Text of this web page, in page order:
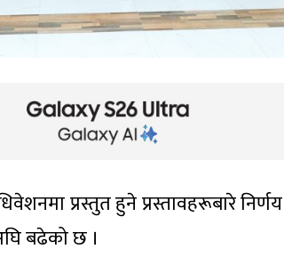
प्रस्तुत हुने प्रस्तावहरूबारे
बढेको छ ।